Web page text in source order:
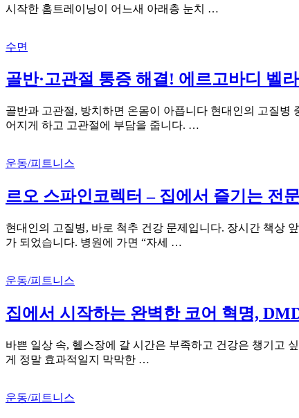
시작한 홈트레이닝이 어느새 아래층 눈치 …
수면
골반·고관절 통증 해결! 에르고바디 벨
골반과 고관절, 방치하면 온몸이 아픕니다 현대인의 고질
어지게 하고 고관절에 부담을 줍니다. …
운동/피트니스
르오 스파인코렉터 – 집에서 즐기는 전
현대인의 고질병, 바로 척추 건강 문제입니다. 장시간 책상
가 되었습니다. 병원에 가면 “자세 …
운동/피트니스
집에서 시작하는 완벽한 코어 혁명,
바쁜 일상 속, 헬스장에 갈 시간은 부족하고 건강은 챙기고
게 정말 효과적일지 막막한 …
운동/피트니스